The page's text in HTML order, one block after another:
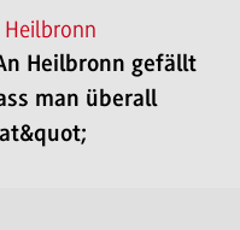
Heilbronn
Heilbronn gefällt
man überall